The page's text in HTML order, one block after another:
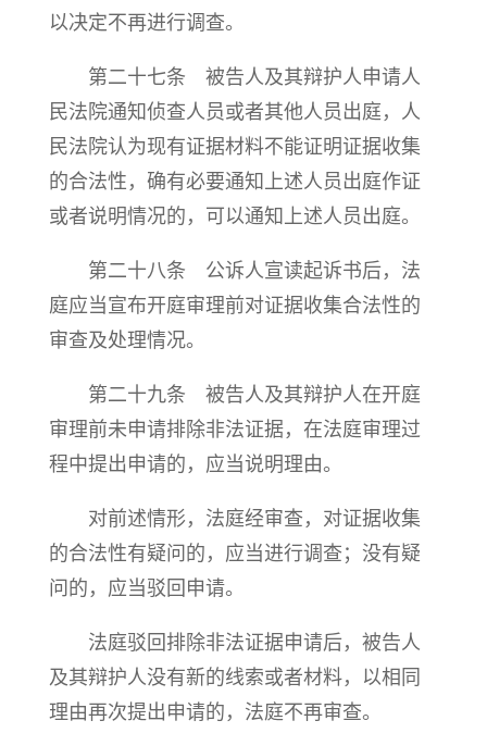
以决定不再进行调查。
第二十七条 被告人及其辩护人申请人
民法院通知侦查人员或者其他人员出庭，人
民法院认为现有证据材料不能证明证据收集
的合法性，确有必要通知上述人员出庭作证
或者说明情况的，可以通知上述人员出庭。
第二十八条 公诉人宣读起诉书后，法
庭应当宣布开庭审理前对证据收集合法性的
审查及处理情况。
第二十九条 被告人及其辩护人在开庭
审理前未申请排除非法证据，在法庭审理过
程中提出申请的，应当说明理由。
对前述情形，法庭经审查，对证据收集
的合法性有疑问的，应当进行调查；没有疑
问的，应当驳回申请。
法庭驳回排除非法证据申请后，被告人
及其辩护人没有新的线索或者材料，以相同
理由再次提出申请的，法庭不再审查。